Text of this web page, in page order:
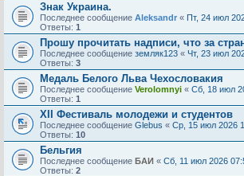
Знак Украина.
Последнее сообщение Aleksandr « Пт, 24 июл
Ответы: 1
Прошу прочитать надписи, что за
Последнее сообщение земляк123 « Чт, 23 июл
Ответы: 3
Медаль Белого Льва Чехословакия
Последнее сообщение Verolomnyi « Сб, 18 июл
Ответы: 1
XII Фестиваль молодежи и студентов
Последнее сообщение Glebus « Ср, 15 июл 2026
Ответы: 10
Бельгия
Последнее сообщение БАИ « Сб, 11 июл 2026
Ответы: 2